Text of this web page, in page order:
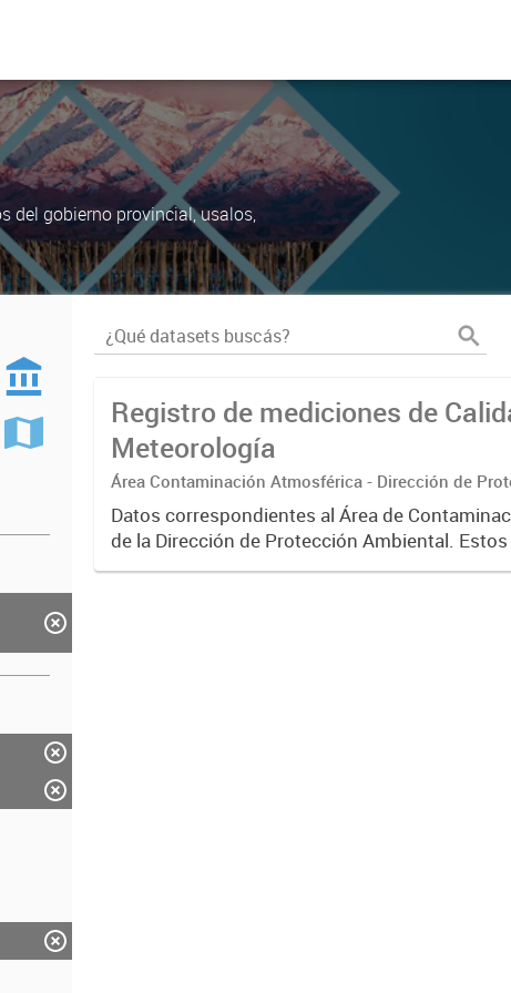
del gobierno provincial, usalos,
Registro de mediciones de
Meteorología
Área Contaminación Atmosférica - Dirección de
Datos correspondientes al Área de
de la Dirección de Protección Ambiental.
gran interés para correlacionarlos con los